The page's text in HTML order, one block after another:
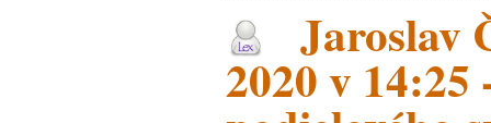
Jaroslav
2020 v